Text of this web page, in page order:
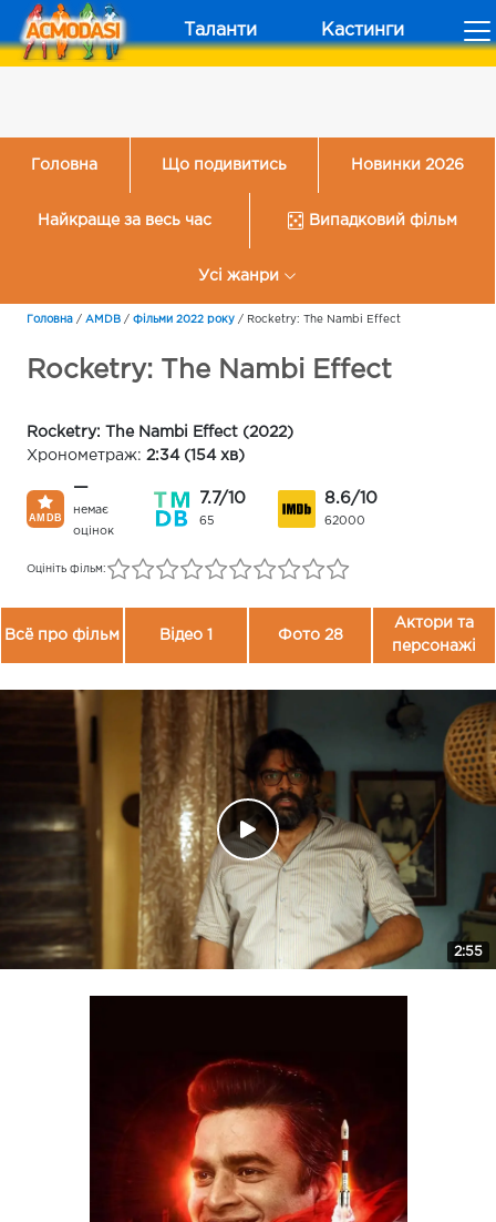
Таланти Кастинги
Головна Що подивитись Новинки 2026
Найкраще за весь час Випадковий фільм
Усі жанри
Головна / AMDB / Фільми 2022 року / Rocketry: The Nambi Effect
Rocketry: The Nambi Effect
Rocketry: The Nambi Effect (2022)
Хронометраж: 2:34 (154 хв)
—
немає
оцінок
7.7/10
65
8.6/10
62000
Оцініть фільм:
Всё про фільм Відео 1 Фото 28
Актори та
персонажі
2:55